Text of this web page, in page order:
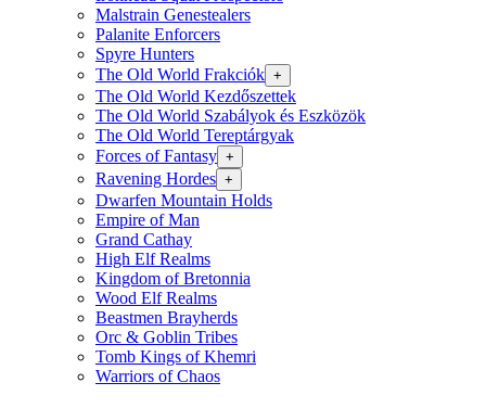
Malstrain Genestealers
Palanite Enforcers
Spyre Hunters
The Old World Frakciók +
The Old World Kezdőszettek
The Old World Szabályok és Eszközök
The Old World Tereptárgyak
Forces of Fantasy +
Ravening Hordes +
Dwarfen Mountain Holds
Empire of Man
Grand Cathay
High Elf Realms
Kingdom of Bretonnia
Wood Elf Realms
Beastmen Brayherds
Orc & Goblin Tribes
Tomb Kings of Khemri
Warriors of Chaos